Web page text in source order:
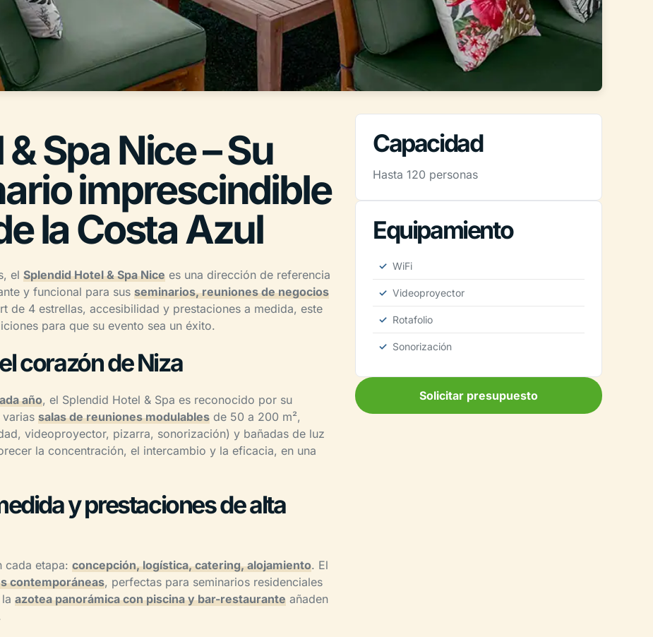
Spa Nice – Su
imprescindible
la Costa Azul
el Splendid Hotel & Spa Nice es una dirección de referencia
y funcional para sus seminarios, reuniones de negocios
de 4 estrellas, accesibilidad y prestaciones a medida, este
para que su evento sea un éxito.
corazón de Niza
año, el Splendid Hotel & Spa es reconocido por su
salas de reuniones modulables de 50 a 200 m²,
videoproyector, pizarra, sonorización) y bañadas de luz
la concentración, el intercambio y la eficacia, en una
y prestaciones de alta
cada etapa: concepción, logística, catering, alojamiento. El
contemporáneas, perfectas para seminarios residenciales
azotea panorámica con piscina y bar-restaurante añaden
Capacidad
Hasta 120 personas
Equipamiento
WiFi
Videoproyector
Rotafolio
Sonorización
Solicitar presupuesto